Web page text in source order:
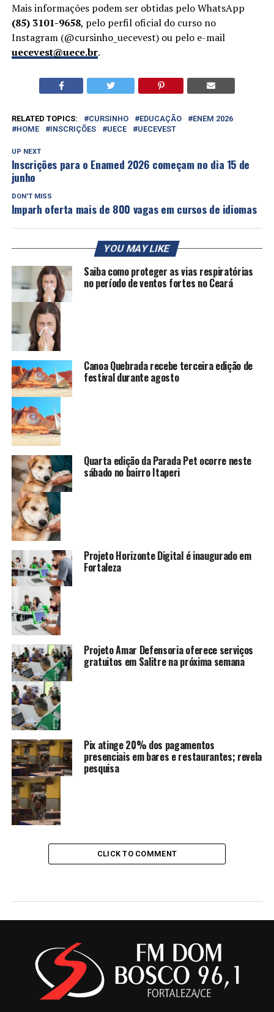
Mais informações podem ser obtidas pelo WhatsApp
(85) 3101-9658, pelo perfil oficial do curso no
Instagram (@cursinho_uecevest) ou pelo e-mail
uecevest@uece.br.
RELATED TOPICS: CURSINHO EDUCAÇÃO
ENEM 2026
HOME
INSCRIÇÕES UECE UECEVEST
UP NEXT
Inscrições para o Enamed 2026 começam no dia 15 de
junho
DON'T MISS
Imparh oferta mais de 800 vagas em cursos de idiomas
YOU MAY LIKE
Saiba como proteger as vias respiratórias
no período de ventos fortes no Ceará
Canoa Quebrada recebe terceira edição de
festival durante agosto
Quarta edição da Parada Pet ocorre neste
sábado no bairro Itaperi
Projeto Horizonte Digital é inaugurado em
Fortaleza
Projeto Amar Defensoria oferece serviços
gratuitos em Salitre na próxima semana
Pix atinge 20% dos pagamentos
presenciais em bares e restaurantes; revela
pesquisa
CLICK TO COMMENT